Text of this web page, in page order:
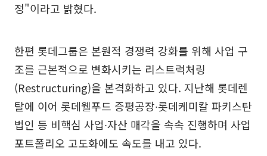
정"이라고 밝혔다.
한편 롯데그룹은 본원적 경쟁력 강화를 위해 사업 구
조를 근본적으로 변화시키는 리스트럭처링
(Restructuring)을 본격화하고 있다. 지난해 롯데렌
탈에 이어 롯데웰푸드 증평공장∙롯데케미칼 파키스탄
법인 등 비핵심 사업∙자산 매각을 속속 진행하며 사업
포트폴리오 고도화에도 속도를 내고 있다.